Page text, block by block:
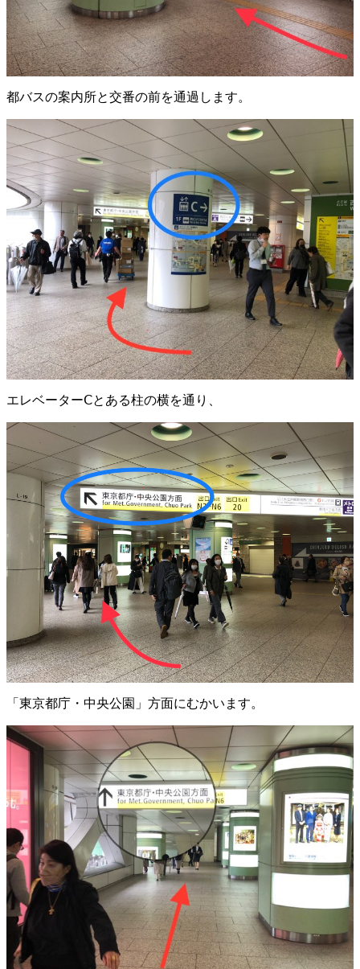
都バスの案内所と交番の前を通過します。
エレベーターⅭとある柱の横を通り、
「東京都庁・中央公園」方面にむかいます。